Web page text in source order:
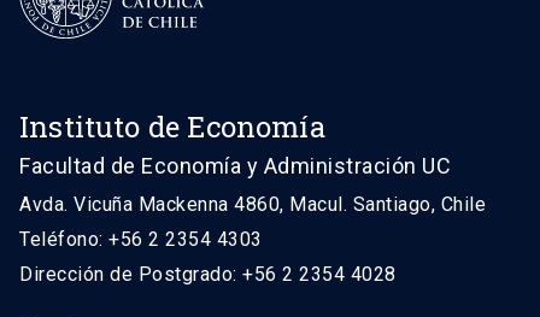
Instituto de Economía
Facultad de Economía y Administración UC
Avda. Vicuña Mackenna 4860, Macul. Santiago, Chile
Teléfono: +56 2 2354 4303
Dirección de Postgrado: +56 2 2354 4028